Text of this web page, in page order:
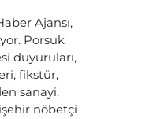
Ajansı,
Porsuk
duyuruları,
fikstür,
sanayi,
nöbetçi